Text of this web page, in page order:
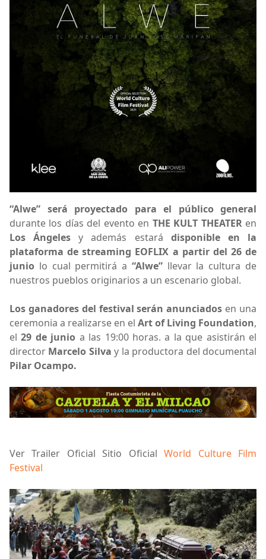
“Alwe” será proyectado para el público general
durante los días del evento en THE KULT THEATERen
Los Ángeles y además estará disponible en la
plataforma de streaming EOFLIX a partir del 26 de
junio lo cual permitirá a “Alwe”llevar la cultura de
nuestros pueblos originarios a un escenario global.
Los ganadores del festival serán anunciados en una
ceremonia a realizarse en el Art of Living Foundation,
el29 de junio a las 19:00 horas. a la que asistirán el
director Marcelo Silvay la productora del documental
Pilar Ocampo.
Ver Trailer Oficial Sitio OficialWorld Culture Film
Festival